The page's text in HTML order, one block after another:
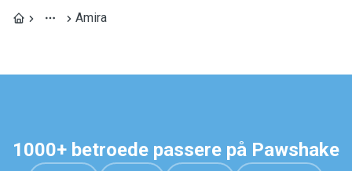
Amira
1000+ betroede passere på Pawshake